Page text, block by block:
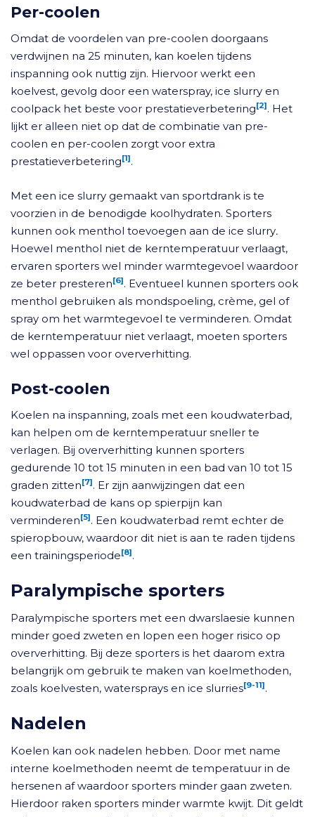
Per-coolen
Omdat de voordelen van pre-coolen doorgaans
verdwijnen na 25 minuten, kan koelen tijdens
inspanning ook nuttig zijn. Hiervoor werkt een
koelvest, gevolg door een waterspray, ice slurry en
coolpack het beste voor prestatieverbetering[2]. Het
lijkt er alleen niet op dat de combinatie van pre-
coolen en per-coolen zorgt voor extra
prestatieverbetering[1].
Met een ice slurry gemaakt van sportdrank is te
voorzien in de benodigde koolhydraten. Sporters
kunnen ook menthol toevoegen aan de ice slurry.
Hoewel menthol niet de kerntemperatuur verlaagt,
ervaren sporters wel minder warmtegevoel waardoor
ze beter presteren[6]. Eventueel kunnen sporters ook
menthol gebruiken als mondspoeling, crème, gel of
spray om het warmtegevoel te verminderen. Omdat
de kerntemperatuur niet verlaagt, moeten sporters
wel oppassen voor oververhitting.
Post-coolen
Koelen na inspanning, zoals met een koudwaterbad,
kan helpen om de kerntemperatuur sneller te
verlagen. Bij oververhitting kunnen sporters
gedurende 10 tot 15 minuten in een bad van 10 tot 15
graden zitten[7]. Er zijn aanwijzingen dat een
koudwaterbad de kans op spierpijn kan
verminderen[5]. Een koudwaterbad remt echter de
spieropbouw, waardoor dit niet is aan te raden tijdens
een trainingsperiode[8].
Paralympische sporters
Paralympische sporters met een dwarslaesie kunnen
minder goed zweten en lopen een hoger risico op
oververhitting. Bij deze sporters is het daarom extra
belangrijk om gebruik te maken van koelmethoden,
zoals koelvesten, watersprays en ice slurries[9-11].
Nadelen
Koelen kan ook nadelen hebben. Door met name
interne koelmethoden neemt de temperatuur in de
hersenen af waardoor sporters minder gaan zweten.
Hierdoor raken sporters minder warmte kwijt. Dit geldt